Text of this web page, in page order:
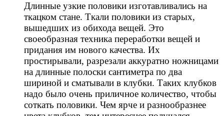
Длинные узкие половики изготавливались на
ткацком стане. Ткали половики из старых,
вышедших из обихода вещей. Это
своеобразная техника переработки вещей и
придания им нового качества. Их
простирывали, разрезали аккуратно ножницами
на длинные полоски сантиметра по два
шириной и сматывали в клубки. Таких клубков
надо было очень приличное количество, чтобы
соткать половики. Чем ярче и разнообразнее